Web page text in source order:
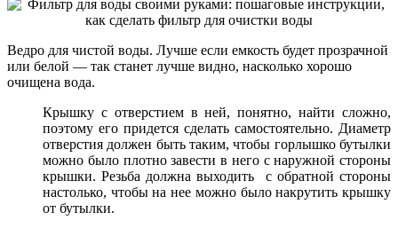
Ведро для чистой воды. Лучше если емкость будет прозрачной
или белой — так станет лучше видно, насколько хорошо
очищена вода.
Крышку с отверстием в ней, понятно, найти сложно,
поэтому его придется сделать самостоятельно. Диаметр
отверстия должен быть таким, чтобы горлышко бутылки
можно было плотно завести в него с наружной стороны
крышки. Резьба должна выходить с обратной стороны
настолько, чтобы на нее можно было накрутить крышку
от бутылки.